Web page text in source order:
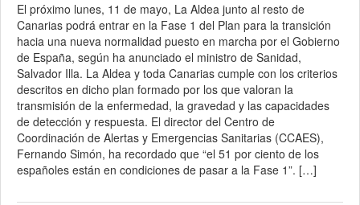
El próximo lunes, 11 de mayo, La Aldea junto al resto de
Canarias podrá entrar en la Fase 1 del Plan para la transición
hacia una nueva normalidad puesto en marcha por el Gobierno
de España, según ha anunciado el ministro de Sanidad,
Salvador Illa. La Aldea y toda Canarias cumple con los criterios
descritos en dicho plan formado por los que valoran la
transmisión de la enfermedad, la gravedad y las capacidades
de detección y respuesta. El director del Centro de
Coordinación de Alertas y Emergencias Sanitarias (CCAES),
Fernando Simón, ha recordado que “el 51 por ciento de los
españoles están en condiciones de pasar a la Fase 1”. […]